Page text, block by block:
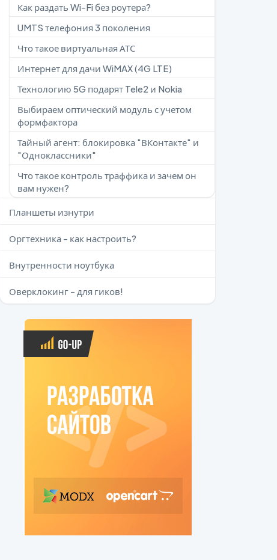
Как раздать Wi-Fi без роутера?
UMTS телефония 3 поколения
Что такое виртуальная АТС
Интернет для дачи WiMAX (4G LTE)
Технологию 5G подарят Tele2 и Nokia
Выбираем оптический модуль с учетом
формфактора
Тайный агент: блокировка "ВКонтакте" и
"Одноклассники"
Что такое контроль траффика и зачем он
вам нужен?
Планшеты изнутри
Оргтехника - как настроить?
Внутренности ноутбука
Оверклокинг - для гиков!